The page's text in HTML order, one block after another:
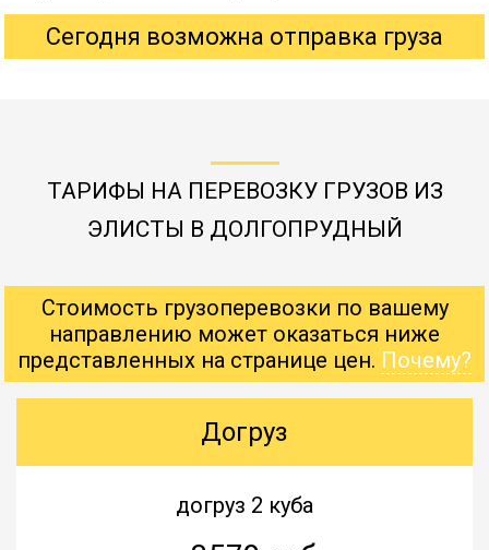
Сегодня возможна отправка груза
ТАРИФЫ НА ПЕРЕВОЗКУ ГРУЗОВ ИЗ
ЭЛИСТЫ В ДОЛГОПРУДНЫЙ
Стоимость грузоперевозки по вашему
направлению может оказаться ниже
представленных на странице цен. Почему?
Догруз
догруз 2 куба